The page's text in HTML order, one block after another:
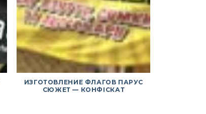
ИЗГОТОВЛЕНИЕ ФЛАГОВ ПАРУС
СЮЖЕТ — КОНФІСКАТ